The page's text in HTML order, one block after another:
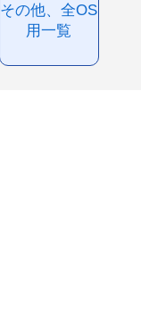
その他、全OS
用一覧